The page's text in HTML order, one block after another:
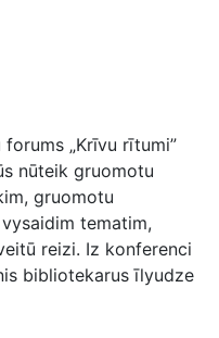
„Krīvu rītumi”
nūteik gruomotu
gruomotu
tematim,
reizi. Iz konferenci
bibliotekarus īlyudze